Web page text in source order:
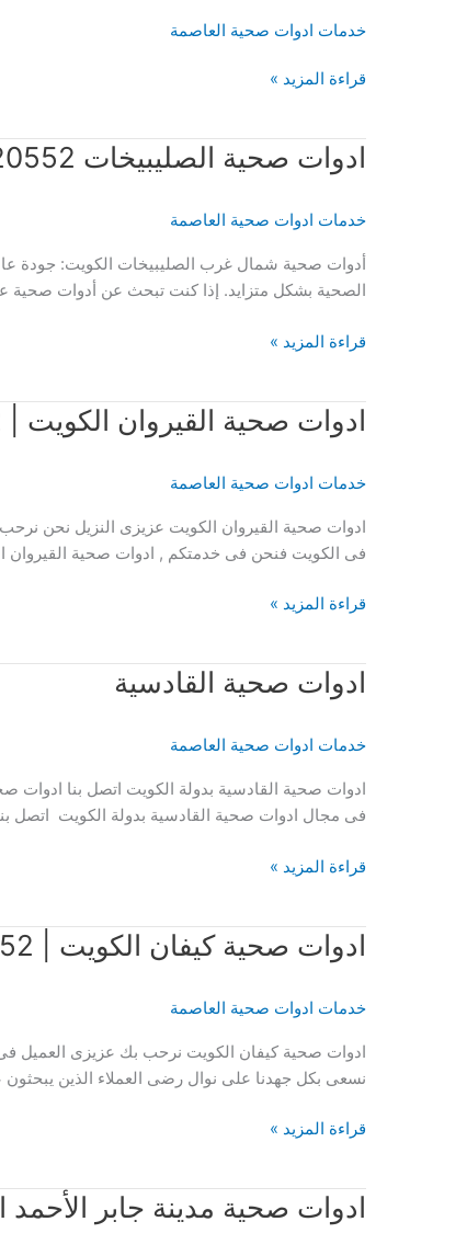
خدمات ادوات صحية العاصمة
ادوات
قراءة المزيد »
ادوات صحية الصليبيخات 51120552 سباك تركيب وتصليح الأدوات الصحية
خدمات ادوات صحية العاصمة
أدوات صحية شمال غرب الصليبيخات الكويت: جودة
الصحية بشكل متزايد. إذا كنت تبحث عن أدوات صحية
ادوات
51120552
سباك
تركيب
الأدوات
الصحية
قراءة المزيد »
ادوات صحية القيروان الكويت | 51120552
خدمات ادوات صحية العاصمة
ادوات صحية القيروان الكويت عزيزى النزيل نحن
فى الكويت فنحن فى خدمتكم , ادوات صحية القيروان
ادوات
الكويت
51120552
قراءة المزيد »
ادوات صحية القادسية
خدمات ادوات صحية العاصمة
ادوات صحية القادسية بدولة الكويت اتصل بنا ادوات
فى مجال ادوات صحية القادسية بدولة الكويت اتصل
ادوات
قراءة المزيد »
ادوات صحية كيفان الكويت | 51120552
خدمات ادوات صحية العاصمة
ادوات صحية كيفان الكويت نرحب بك عزيزى العميل
نسعى بكل جهدنا على نوال رضى العملاء الذين
ادوات
الكويت
قراءة المزيد »
ادوات صحية مدينة جابر الأحمد الكويت